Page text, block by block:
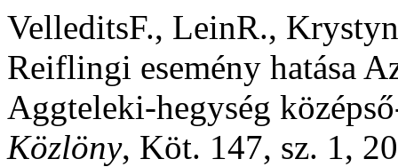
VelleditsF., LeinR.,
Reiflingi esemény hatása
Aggteleki-hegység
Közlöny, Köt. 147, sz. 1,